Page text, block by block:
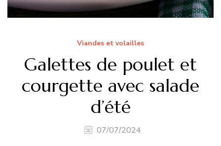
Viandes et volailles
Galettes de poulet et
courgette avec salade
d’été
07/07/2024